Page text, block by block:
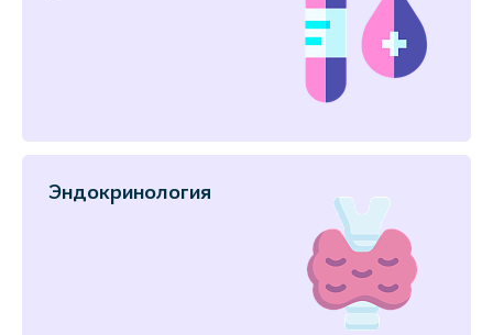
Эндокринология